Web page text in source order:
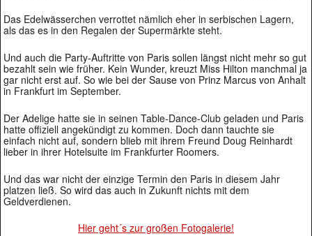
Das Edelwässerchen verrottet nämlich eher in serbischen Lagern,
als das es in den Regalen der Supermärkte steht.
Und auch die Party-Auftritte von Paris sollen längst nicht mehr so gut
bezahlt sein wie früher. Kein Wunder, kreuzt Miss Hilton manchmal ja
gar nicht erst auf. So wie bei der Sause von Prinz Marcus von Anhalt
in Frankfurt im September.
Der Adelige hatte sie in seinen Table-Dance-Club geladen und Paris
hatte offiziell angekündigt zu kommen. Doch dann tauchte sie
einfach nicht auf, sondern blieb mit ihrem Freund Doug Reinhardt
lieber in ihrer Hotelsuite im Frankfurter Roomers.
Und das war nicht der einzige Termin den Paris in diesem Jahr
platzen ließ. So wird das auch in Zukunft nichts mit dem
Geldverdienen.
Hier geht´s zur großen Fotogalerie!